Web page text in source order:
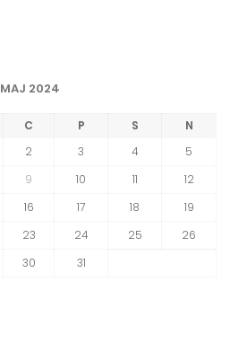
MAJ 2024
C P S
N
2 3 4
5
9 10 11
12
16 17 18
19
23 24 25
26
30 31